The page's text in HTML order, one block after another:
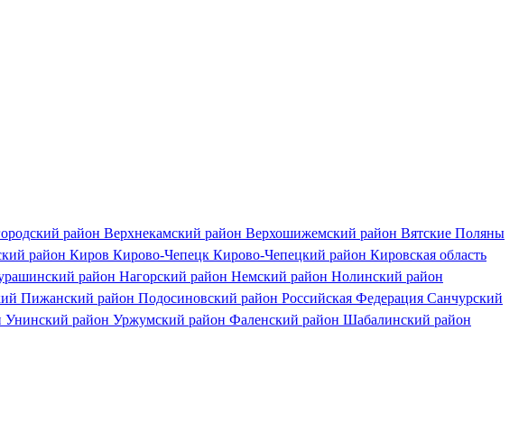
район Верхнекамский район Верхошижемский район Вятские Поляны
район Киров Кирово-Чепецк Кирово-Чепецкий район Кировская область
район Нагорский район Немский район Нолинский район
Пижанский район Подосиновский район Российская Федерация Санчурский
Унинский район Уржумский район Фаленский район Шабалинский район